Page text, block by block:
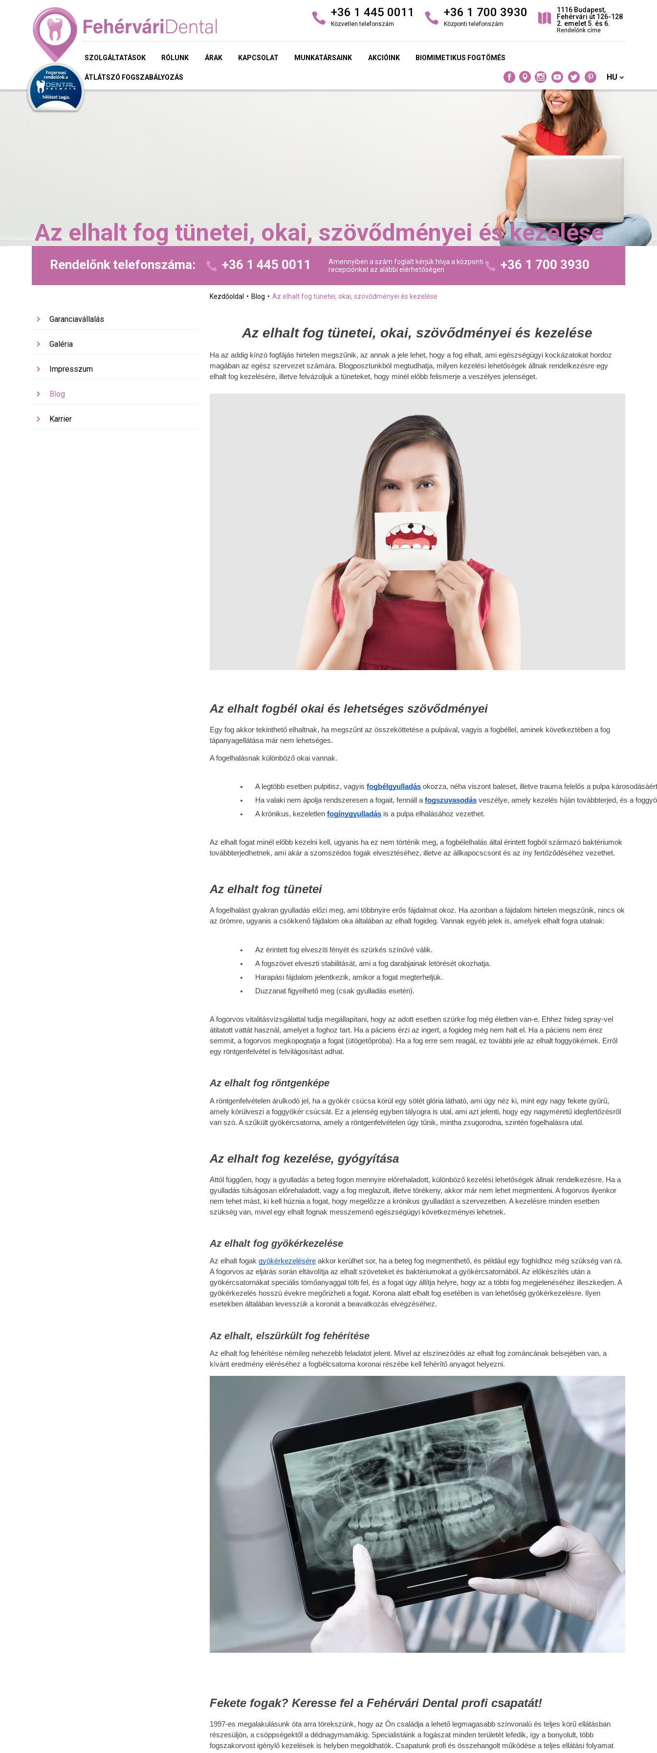
+36 1 445 0011
Közvetlen telefonszám
+36 1 700 3930
Központi telefonszám
1116 Budapest,
Fehérvári út 126-128
2. emelet 5. és 6.
Rendelőnk címe
SZOLGÁLTATÁSOK RÓLUNK ÁRAK KAPCSOLAT MUNKATÁRSAINK AKCIÓINK BIOMIMETIKUS FOGTÖMÉS
ÁTLÁTSZÓ FOGSZABÁLYOZÁS HU
Az elhalt fog tünetei, okai, szövődményei és kezelése
Rendelőnk telefonszáma: +36 1 445 0011
Amennyiben a szám foglalt kérjük hívja a központi
recepciónkat az alábbi elérhetőségen
+36 1 700 3930
Garanciavállalás
Galéria
Impresszum
Blog
Karrier
Kezdőoldal Blog Az elhalt fog tünetei, okai, szövődményei és kezelése
Az elhalt fog tünetei, okai, szövődményei és kezelése
Ha az addig kínzó fogfájás hirtelen megszűnik, az annak a jele lehet, hogy a fog elhalt, ami egészségügyi kockázatokat hordoz
magában az egész szervezet számára. Blogposztunkból megtudhatja, milyen kezelési lehetőségek állnak rendelkezésre egy
elhalt fog kezelésére, illetve felvázoljuk a tüneteket, hogy minél előbb felismerje a veszélyes jelenséget.
Az elhalt fogbél okai és lehetséges szövődményei
Egy fog akkor tekinthető elhaltnak, ha megszűnt az összeköttetése a pulpával, vagyis a fogbéllel, aminek következtében a fog
tápanyagellátása már nem lehetséges.
A fogelhalásnak különböző okai vannak.
A legtöbb esetben pulpitisz, vagyis fogbélgyulladás okozza, néha viszont baleset, illetve trauma felelős a pulpa
Ha valaki nem ápolja rendszeresen a fogait, fennáll a fogszuvasodás veszélye, amely kezelés híján továbbterjed, és a
A krónikus, kezeletlen fogínygyulladás is a pulpa elhalásához vezethet.
Az elhalt fogat minél előbb kezelni kell, ugyanis ha ez nem történik meg, a fogbélelhalás által érintett fogból származó baktériumok
továbbterjedhetnek, ami akár a szomszédos fogak elvesztéséhez, illetve az állkapocscsont és az íny fertőződéséhez vezethet.
Az elhalt fog tünetei
A fogelhalást gyakran gyulladás előzi meg, ami többnyire erős fájdalmat okoz. Ha azonban a fájdalom hirtelen megszűnik, nincs ok
az örömre, ugyanis a csökkenő fájdalom oka általában az elhalt fogideg. Vannak egyéb jelek is, amelyek elhalt fogra utalnak:
Az érintett fog elveszíti fényét és szürkés színűvé válik.
A fogszövet elveszti stabilitását, ami a fog darabjainak letörését okozhatja.
Harapási fájdalom jelentkezik, amikor a fogat megterheljük.
Duzzanat figyelhető meg (csak gyulladás esetén).
A fogorvos vitalitásvizsgálattal tudja megállapítani, hogy az adott esetben szürke fog még életben van-e. Ehhez hideg spray-vel
átitatott vattát használ, amelyet a foghoz tart. Ha a páciens érzi az ingert, a fogideg még nem halt el. Ha a páciens nem érez
semmit, a fogorvos megkopogtatja a fogat (ütögetőpróba). Ha a fog erre sem reagál, ez további jele az elhalt foggyökérnek. Erről
egy röntgenfelvétel is felvilágosítást adhat.
Az elhalt fog röntgenképe
A röntgenfelvételen árulkodó jel, ha a gyökér csúcsa körül egy sötét glória látható, ami úgy néz ki, mint egy nagy fekete gyűrű,
amely körülveszi a foggyökér csúcsát. Ez a jelenség egyben tályogra is utal, ami azt jelenti, hogy egy nagyméretű idegfertőzésről
van szó. A szűkült gyökércsatorna, amely a röntgenfelvételen úgy tűnik, mintha zsugorodna, szintén fogelhalásra utal.
Az elhalt fog kezelése, gyógyítása
Attól függően, hogy a gyulladás a beteg fogon mennyire előrehaladott, különböző kezelési lehetőségek állnak rendelkezésre. Ha a
gyulladás túlságosan előrehaladott, vagy a fog meglazult, illetve törékeny, akkor már nem lehet megmenteni. A fogorvos ilyenkor
nem tehet mást, ki kell húznia a fogat, hogy megelőzze a krónikus gyulladást a szervezetben. A kezelésre minden esetben
szükség van, mivel egy elhalt fognak messzemenő egészségügyi következményei lehetnek.
Az elhalt fog gyökérkezelése
Az elhalt fogakgyökérkezelésére akkor kerülhet sor, ha a beteg fog megmenthető, és például egy foghídhoz még szükség van rá.
A fogorvos az eljárás során eltávolítja az elhalt szöveteket és baktériumokat a gyökércsatornából. Az előkészítés után a
gyökércsatornákat speciális tömőanyaggal tölti fel, és a fogat úgy állítja helyre, hogy az a többi fog megjelenéséhez illeszkedjen. A
gyökérkezelés hosszú évekre megőrizheti a fogat. Korona alatt elhalt fog esetében is van lehetőség gyökérkezelésre. Ilyen
esetekben általában levesszük a koronát a beavatkozás elvégzéséhez.
Az elhalt, elszürkült fog fehérítése
Az elhalt fog fehérítése némileg nehezebb feladatot jelent. Mivel az elszíneződés az elhalt fog zománcának belsejében van, a
kívánt eredmény eléréséhez a fogbélcsatorna koronai részébe kell fehérítő anyagot helyezni.
Fekete fogak? Keresse fel a Fehérvári Dental profi csapatát!
1997-­es megalakulásunk óta arra törekszünk, hogy az Ön családja a lehető legmagasabb színvonalú és teljes körű ellátásban
részesüljön, a csöppségektől a dédnagymamákig. Specialistáink a fogászat minden területét lefedik, így a bonyolult, több
fogszakorvost igénylő kezelések is helyben megoldhatók. Csapatunk profi és összehangolt működése a teljes ellátási folyamat